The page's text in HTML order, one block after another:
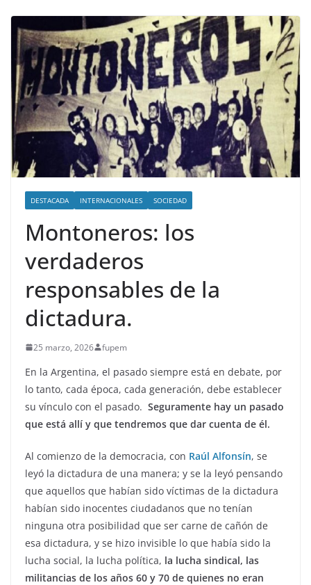
DESTACADA INTERNACIONALES SOCIEDAD
Montoneros: los
verdaderos
responsables de la
dictadura.
25 marzo, 2026 fupem
En la Argentina, el pasado siempre está en debate, por
lo tanto, cada época, cada generación, debe establecer
su vínculo con el pasado. Seguramente hay un pasado
que está allí y que tendremos que dar cuenta de él.
Al comienzo de la democracia, con Raúl Alfonsín, se
leyó la dictadura de una manera; y se la leyó pensando
que aquellos que habían sido víctimas de la dictadura
habían sido inocentes ciudadanos que no tenían
ninguna otra posibilidad que ser carne de cañón de
esa dictadura, y se hizo invisible lo que había sido la
lucha social, la lucha política, la lucha sindical, las
militancias de los años 60 y 70 de quienes no eran